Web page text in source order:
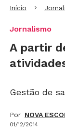
Início
Jornalismo
A partir
Gestão de
Por NOVA
01/12/2014